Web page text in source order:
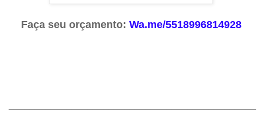
Faça seu orçamento: Wa.me/5518996814928